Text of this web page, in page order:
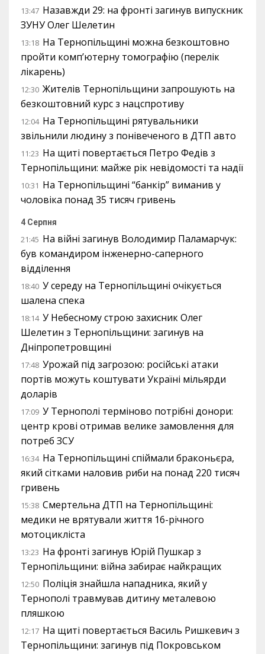
13:47 Назавжди 29: на фронті загинув випускник
ЗУНУ Олег Шелетин
13:18 На Тернопільщині можна безкоштовно
пройти комп’ютерну томографію (перелік
лікарень)
12:30 Жителів Тернопільщини запрошують на
безкоштовний курс з нацспротиву
12:04 На Тернопільщині рятувальники
звільнили людину з понівеченого в ДТП авто
11:23 На щиті повертається Петро Федів з
Тернопільщини: майже рік невідомості та надії
10:31 На Тернопільщині “банкір” виманив у
чоловіка понад 35 тисяч гривень
4 Серпня
21:45 На війні загинув Володимир Паламарчук:
був командиром інженерно-саперного
відділення
18:40 У середу на Тернопільщині очікується
шалена спека
18:14 У Небесному строю захисник Олег
Шелетин з Тернопільщини: загинув на
Дніпропетровщині
17:48 Урожай під загрозою: російські атаки
портів можуть коштувати Україні мільярди
доларів
17:09 У Тернополі терміново потрібні донори:
центр крові отримав велике замовлення для
потреб ЗСУ
16:34 На Тернопільщині спіймали браконьєра,
який сітками наловив риби на понад 220 тисяч
гривень
15:38 Смертельна ДТП на Тернопільщині:
медики не врятували життя 16-річного
мотоцикліста
13:23 На фронті загинув Юрій Пушкар з
Тернопільщини: війна забирає найкращих
12:50 Поліція знайшла нападника, який у
Тернополі травмував дитину металевою
пляшкою
12:17 На щиті повертається Василь Ришкевич з
Тернопільщини: загинув під Покровськом